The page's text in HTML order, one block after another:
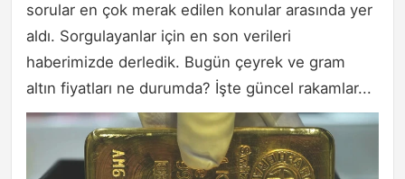
sorular en çok merak edilen konular arasında yer
aldı. Sorgulayanlar için en son verileri
haberimizde derledik. Bugün çeyrek ve gram
altın fiyatları ne durumda? İşte güncel rakamlar...